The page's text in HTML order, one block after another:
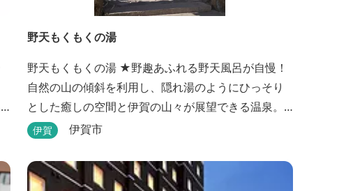
野天もくもくの湯
野天もくもくの湯 ★野趣あふれる野天風呂が自慢！
自然の山の傾斜を利用し、隠れ湯のようにひっそり
とした癒しの空間と伊賀の山々が展望できる温泉。
温泉浴を楽しみながら森林浴も楽しめます。一枚岩
魅力です。 ★源泉100％の野天風呂 源泉100％の野
天風呂が2つあり、38度のぬるめの湯と42度の熱めの
伊賀 伊賀市